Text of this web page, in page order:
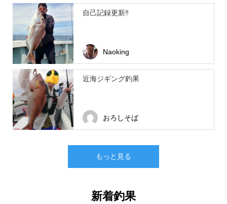
自己記録更新‼️
Naoking
近海ジギング釣果
おろしそば
もっと見る
新着釣果